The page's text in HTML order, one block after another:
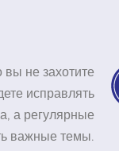
вы не захотите
исправлять
а регулярные
важные темы.